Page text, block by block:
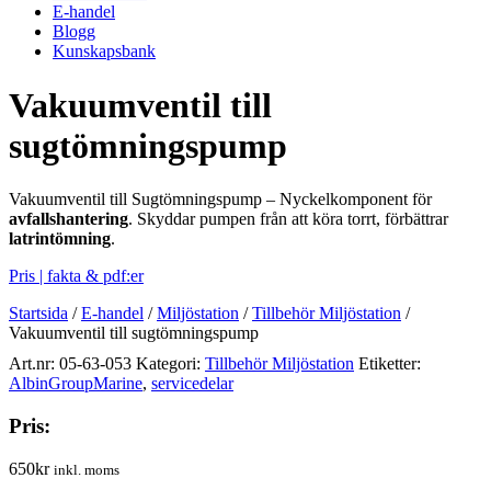
E-handel
Blogg
Kunskapsbank
Vakuumventil till
sugtömningspump
Vakuumventil till Sugtömningspump – Nyckelkomponent för
avfallshantering. Skyddar pumpen från att köra torrt, förbättrar
latrintömning.
Pris | fakta & pdf:er
Startsida /E-handel /Miljöstation /Tillbehör Miljöstation /
Vakuumventil till sugtömningspump
Art.nr: 05-63-053 Kategori: Tillbehör Miljöstation Etiketter:
AlbinGroupMarine, servicedelar
Pris:
650kr inkl. moms